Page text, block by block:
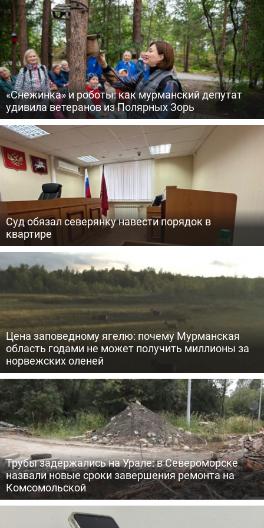
«Снежинка» и роботы: как мурманский депутат
удивила ветеранов из Полярных Зорь
Суд обязал северянку навести порядок в
квартире
Цена заповедному ягелю: почему Мурманская
область годами не может получить миллионы за
норвежских оленей
Трубы задержались на Урале: в Североморске
назвали новые сроки завершения ремонта на
Комсомольской